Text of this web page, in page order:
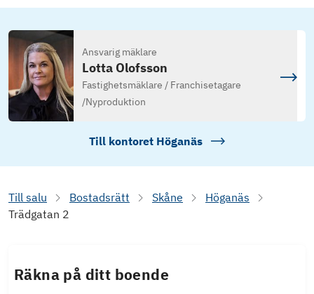
Ansvarig mäklare
Lotta Olofsson
Fastighetsmäklare / Franchisetagare
/Nyproduktion
Till kontoret Höganäs
Till salu Bostadsrätt Skåne
Höganäs
Trädgatan 2
Räkna på ditt boende